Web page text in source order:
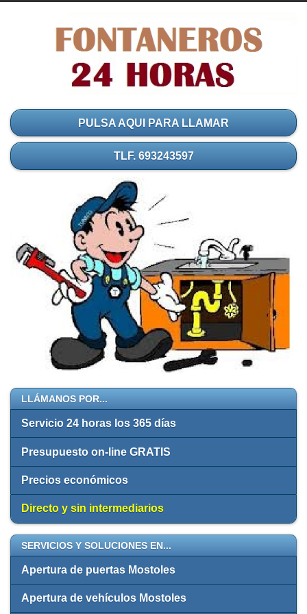
PULSA AQUI PARA LLAMAR
TLF. 693243597
LLÁMANOS POR...
Servicio 24 horas los 365 días
Presupuesto on-line GRATIS
Precios económicos
Directo y sin intermediarios
SERVICIOS Y SOLUCIONES EN...
Apertura de puertas Mostoles
Apertura de vehículos Mostoles